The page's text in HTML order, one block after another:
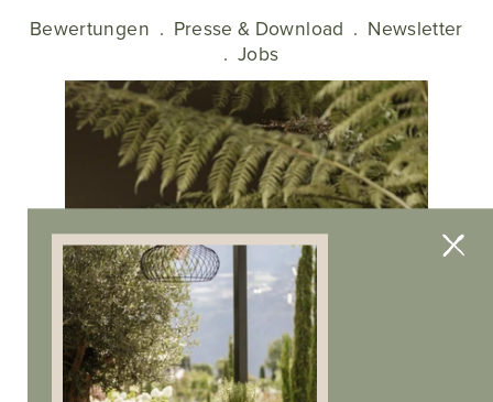
Bewertungen . Presse & Download . Newsletter
.Jobs